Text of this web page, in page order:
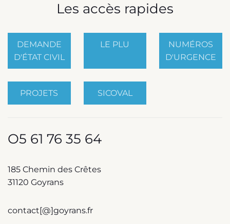
Les accès rapides
DEMANDE
D'ÉTAT CIVIL
LE PLU
NUMÉROS
D'URGENCE
PROJETS SICOVAL
O5 61 76 35 64
185 Chemin des Crêtes
31120 Goyrans
contact[@]goyrans.fr